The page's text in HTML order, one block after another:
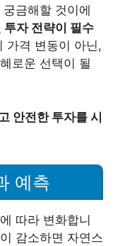
금해할 것이에
투자 전략이 필수
가격 변동이 아닌,
로운 선택이 될
안전한 투자를 시
예측
따라 변화합니
감소하면 자연스